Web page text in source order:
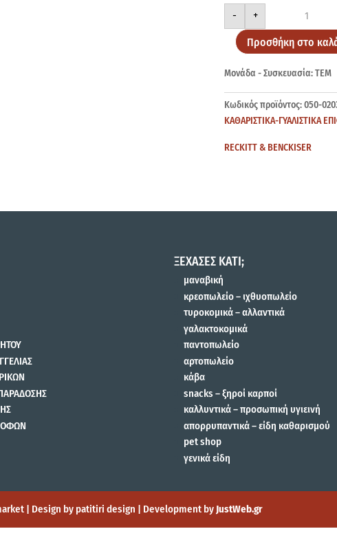
-
CILLIT
ΧΛΩΡ.&ΥΓ.ΑΝΤΛΙΑ
750ml
ποσότητα
+
Προσθήκη στο
Μονάδα - Συσκευασία: ΤΕΜ
Κωδικός προϊόντος:050-
ΚΑΘΑΡΙΣΤΙΚΑ-ΓΥΑΛΙΣΤΙΚΑ
RECKITT & BENCKISER
ΞΕΧΑΣΕΣ ΚΑΤΙ;
μαναβική
κρεοπωλείο – ιχθυοπωλείο
τυροκομικά – αλλαντικά
γαλακτοκομικά
παντοπωλείο
αρτοπωλείο
κάβα
snacks – ξηροί καρποί
καλλυντικά – προσωπική υγιεινή
απορρυπαντικά – είδη καθαρισμού
pet shop
γενικά είδη
| Design by patitiri design | Development by JustWeb.gr